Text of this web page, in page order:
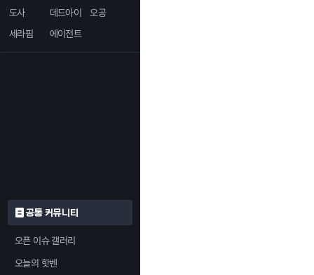
도사
데드아이
오공
세라핌
에이전트
공통 커뮤니티
오픈 이슈 갤러리
오늘의 핫벤